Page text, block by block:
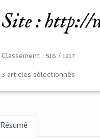
Site :
Classement : 516 / 1217
3 articles sélectionnés
Résumé